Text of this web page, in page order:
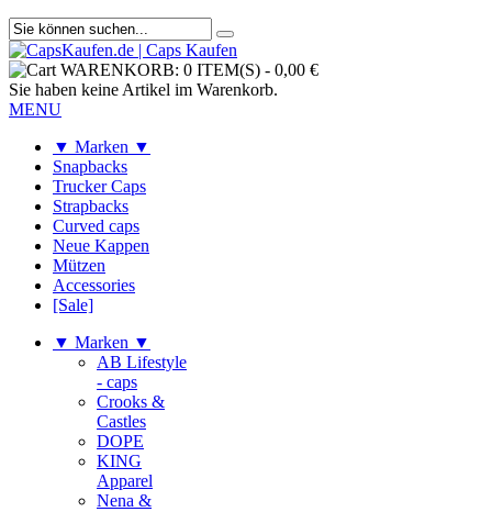
WARENKORB: 0 ITEM(S) - 0,00 €
Sie haben keine Artikel im Warenkorb.
MENU
▼ Marken ▼
Snapbacks
Trucker Caps
Strapbacks
Curved caps
Neue Kappen
Mützen
Accessories
[Sale]
▼ Marken ▼
AB Lifestyle
- caps
Crooks &
Castles
DOPE
KING
Apparel
Nena &